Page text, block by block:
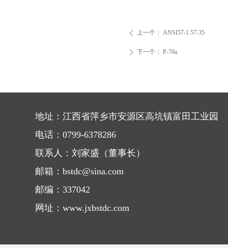
ꄴ 上一个： ANSI57-1 57-35
ꄲ 下一个： P-70a
地址：江西省萍乡市安源区高坑镇富田工业园
电话：0799-6378286
联系人：刘家盛（董事长）
邮箱：bstdc@sina.com
邮编：337042
网址：www.jxbstdc.com